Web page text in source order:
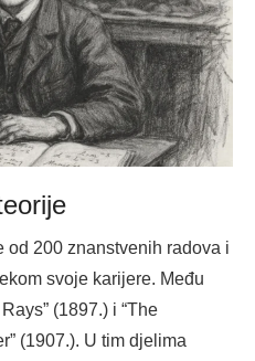
od 200 znanstvenih radova i
svoje karijere. Među
(1897.) i “The
(1907.). U tim djelima